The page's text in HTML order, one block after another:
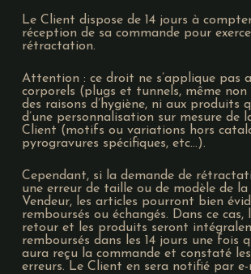
Le Client dispose de 14 jours à
réception de sa commande pour
rétractation.
Attention : ce droit ne s’applique pas
corporels (plugs et tunnels, même
des raisons d’hygiène, ni aux produits
d’une personnalisation sur mesure de
Client (motifs ou variations hors
pyrogravures spécifiques, etc…).
Cependant, si la demande de
une erreur de taille ou de modèle de
Vendeur, les articles pourront bien
remboursés ou échangés. Dans ce cas,
retour et les produits seront
remboursés dans les 14 jours une fois
aura reçu la commande et constaté
erreurs. Le Client en sera notifié par e-